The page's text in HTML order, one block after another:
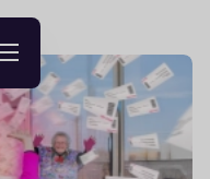
Wissel
menu